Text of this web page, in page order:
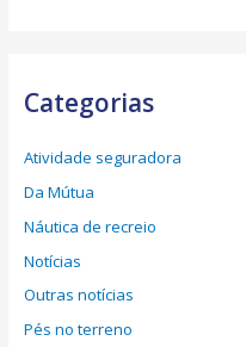
Categorias
Atividade seguradora
Da Mútua
Náutica de recreio
Notícias
Outras notícias
Pés no terreno